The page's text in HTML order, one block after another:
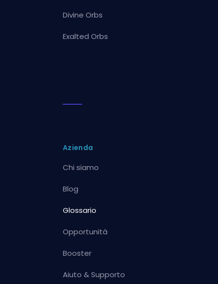
Divine Orbs
Exalted Orbs
Azienda
Chi siamo
Blog
Glossario
Opportunità
Booster
Aiuto & Supporto